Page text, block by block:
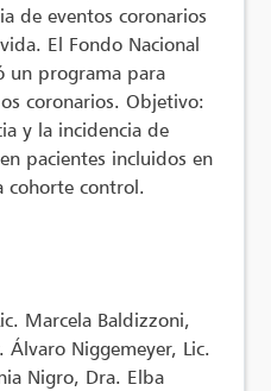
de eventos coronarios
El Fondo Nacional
un programa para
coronarios. Objetivo:
y la incidencia de
pacientes incluidos en
cohorte control.
Marcela Baldizzoni,
Álvaro Niggemeyer, Lic.
Nigro, Dra. Elba